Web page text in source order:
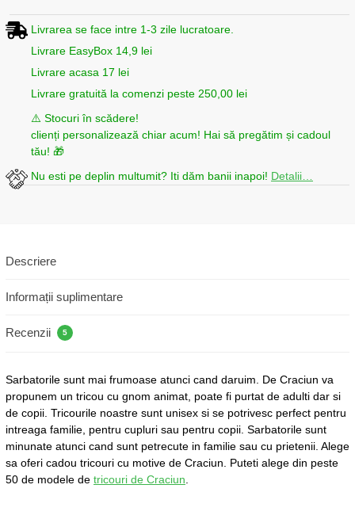
Livrarea se face intre 1-3 zile lucratoare.
Livrare EasyBox 14,9 lei
Livrare acasa 17 lei
Livrare gratuită la comenzi peste 250,00 lei
⚠️ Stocuri în scădere!
clienți personalizează chiar acum! Hai să pregătim și cadoul
tău! 🎁
Nu esti pe deplin multumit? Iti dăm banii inapoi! Detalii…
Descriere
Informații suplimentare
Recenzii 5
Sarbatorile sunt mai frumoase atunci cand daruim. De Craciun va
propunem un tricou cu gnom animat, poate fi purtat de adulti dar si
de copii. Tricourile noastre sunt unisex si se potrivesc perfect pentru
intreaga familie, pentru cupluri sau pentru copii. Sarbatorile sunt
minunate atunci cand sunt petrecute in familie sau cu prietenii. Alege
sa oferi cadou tricouri cu motive de Craciun. Puteti alege din peste
50 de modele de tricouri de Craciun